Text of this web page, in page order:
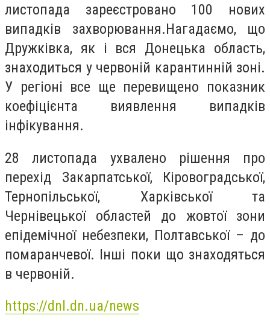
листопада зареєстровано 100 нових
випадків захворювання.Нагадаємо, що
Дружківка, як і вся Донецька область,
знаходиться у червоній карантинній зоні.
У регіоні все ще перевищено показник
коефіцієнта виявлення випадків
інфікування.
28 листопада ухвалено рішення про
перехід Закарпатської, Кіровоградської,
Тернопільської, Харківської та
Чернівецької областей до жовтої зони
епідемічної небезпеки, Полтавської – до
помаранчевої. Інші поки що знаходяться
в червоній.
https://dnl.dn.ua/news